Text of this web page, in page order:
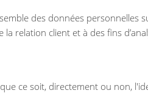
des données personnelles
relation client et à des fins
ce soit, directement ou non,